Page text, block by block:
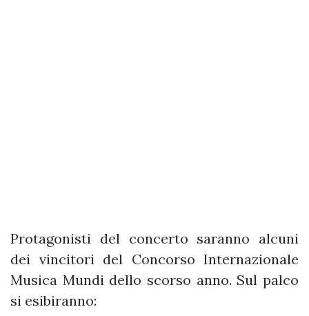
Protagonisti del concerto saranno alcuni
dei vincitori del Concorso Internazionale
Musica Mundi dello scorso anno. Sul palco
si esibiranno: